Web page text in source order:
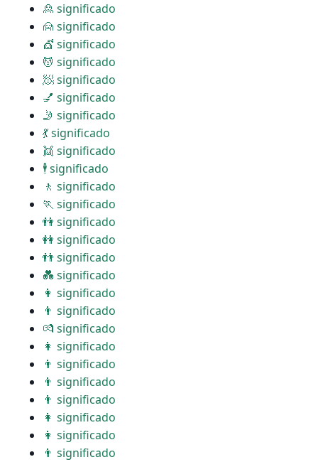
🙎 significado
🙍 significado
💇 significado
💆 significado
🧖 significado
💅 significado
🤳 significado
💃 significado
👯 significado
🕴 significado
🚶 significado
🏃 significado
👫 significado
👭 significado
👬 significado
💑 significado
👩 significado
👨 significado
💏 significado
👩 significado
👨 significado
👨 significado
👨 significado
👩 significado
👩 significado
👨 significado